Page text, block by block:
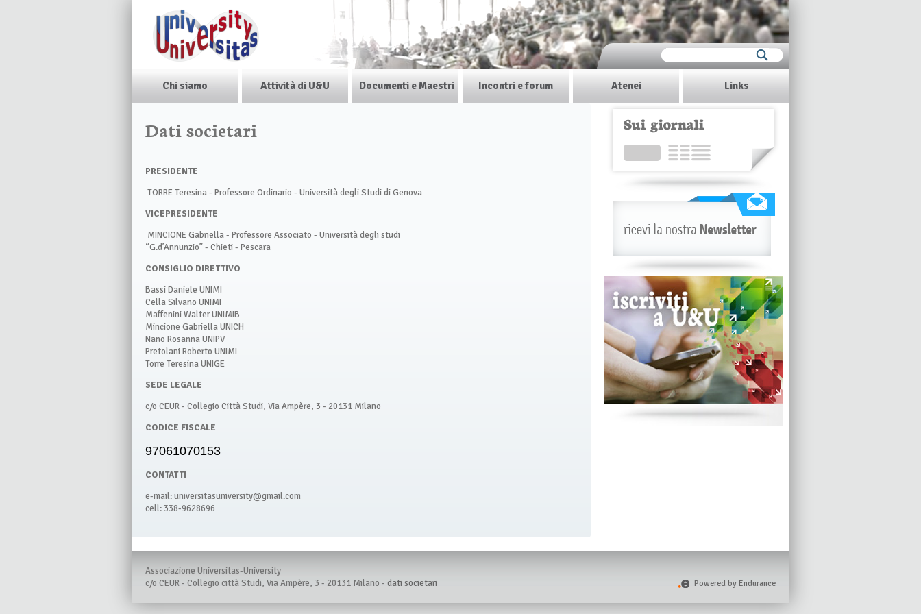
Chi siamo Attività di U&U Documenti e Maestri Incontri e forum Atenei Links
Dati societari
PRESIDENTE
TORRE Teresina - Professore Ordinario - Università degli Studi di Genova
VICEPRESIDENTE
MINCIONE Gabriella - Professore Associato - Università degli studi
“G.d’Annunzio” - Chieti - Pescara
CONSIGLIO DIRETTIVO
Bassi Daniele UNIMI
Cella Silvano UNIMI
Maffenini Walter UNIMIB
Mincione Gabriella UNICH
Nano Rosanna UNIPV
Pretolani Roberto UNIMI
Torre Teresina UNIGE
SEDE LEGALE
c/o CEUR - Collegio Città Studi, Via Ampère, 3 - 20131 Milano
CODICE FISCALE
97061070153
CONTATTI
e-mail:universitasuniversity@gmail.com
cell: 338-9628696
Associazione Universitas-University
c/o CEUR - Collegio città Studi, Via Ampère, 3 - 20131 Milano - dati societari Powered by Endurance